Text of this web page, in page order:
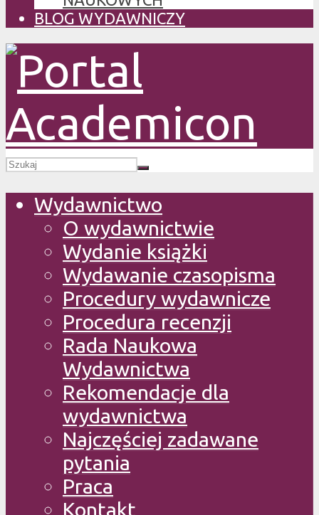
BLOG WYDAWNICZY
Wydawnictwo
O wydawnictwie
Wydanie książki
Wydawanie czasopisma
Procedury wydawnicze
Procedura recenzji
Rada Naukowa
Wydawnictwa
Rekomendacje dla
wydawnictwa
Najczęściej zadawane
pytania
Praca
Kontakt